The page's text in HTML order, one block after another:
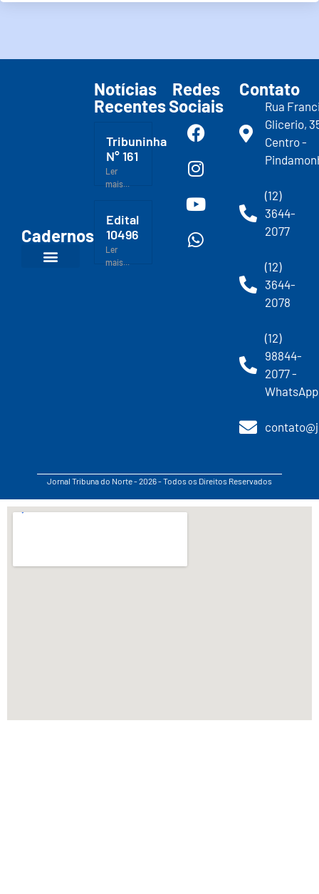
Cadernos
Notícias
Recentes
Tribuninha
N° 161
Ler
mais...
Edital
10496
Ler
mais...
Redes
Sociais
Contato
Rua
Glicerio,
Centro -
(12)
3644-
2077
(12)
3644-
2078
(12)
98844-
2077 -
WhatsApp
Jornal Tribuna do Norte - 2026 - Todos os Direitos Reservados